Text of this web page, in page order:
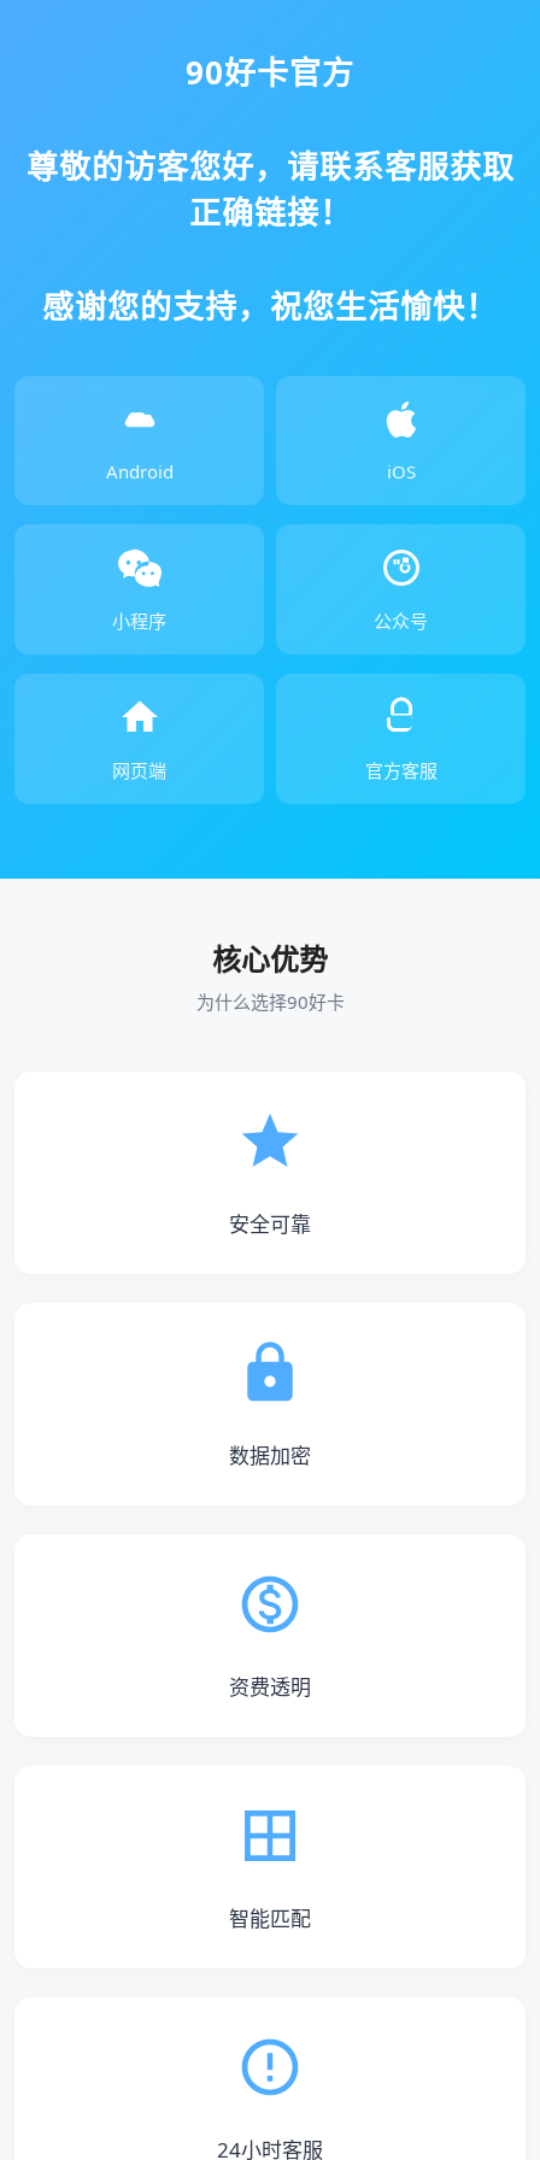
90好卡官方
尊敬的访客您好，请联系客服获取
正确链接！
感谢您的支持，祝您生活愉快！
Android iOS
小程序 公众号
网页端 官方客服
核心优势
为什么选择90好卡
安全可靠
数据加密
资费透明
智能匹配
24小时客服